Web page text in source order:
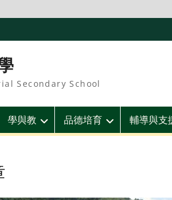
Secondary School
學與教 品德培育 輔導與支